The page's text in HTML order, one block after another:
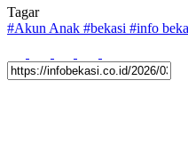
Tagar
#Akun Anak #bekasi #info